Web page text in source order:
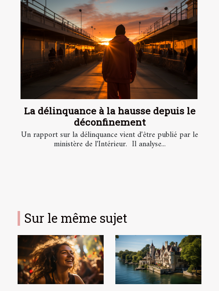
La délinquance à la hausse depuis le
déconfinement
Un rapport sur la délinquance vient d'être publié par le
ministère de l'Intérieur. Il analyse...
Sur le même sujet